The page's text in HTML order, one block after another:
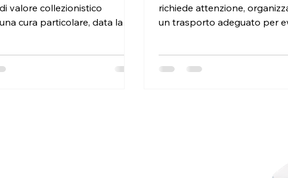
valore collezionistico
cura particolare, data la
richiede attenzione,
un trasporto adeguato per